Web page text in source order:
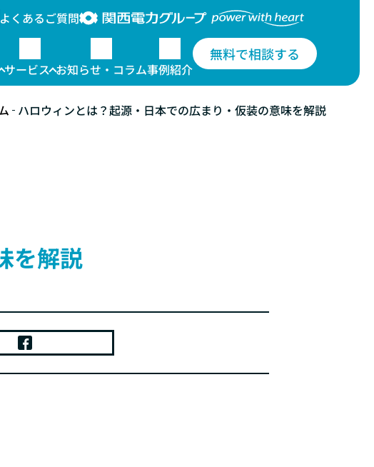
よくあるご質問
ボ電柱
サービス お知らせ・コラム事例紹介
無料で相談する
ハロウィンとは？起源・日本での広まり・仮装の意味を解説
を解説